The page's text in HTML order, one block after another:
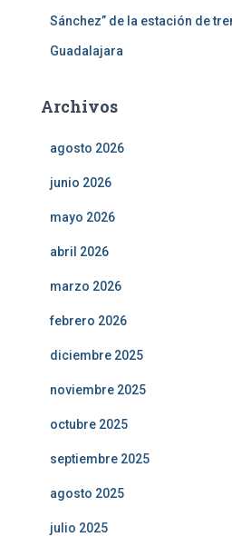
Sánchez” de la estación de
Guadalajara
Archivos
agosto 2026
junio 2026
mayo 2026
abril 2026
marzo 2026
febrero 2026
diciembre 2025
noviembre 2025
octubre 2025
septiembre 2025
agosto 2025
julio 2025